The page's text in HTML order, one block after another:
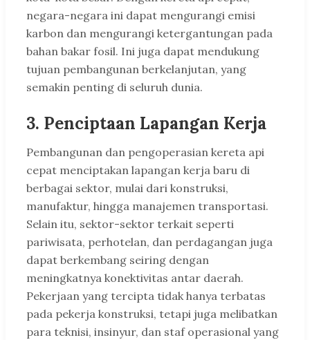
negara-negara ini dapat mengurangi emisi
karbon dan mengurangi ketergantungan pada
bahan bakar fosil. Ini juga dapat mendukung
tujuan pembangunan berkelanjutan, yang
semakin penting di seluruh dunia.
3. Penciptaan Lapangan Kerja
Pembangunan dan pengoperasian kereta api
cepat menciptakan lapangan kerja baru di
berbagai sektor, mulai dari konstruksi,
manufaktur, hingga manajemen transportasi.
Selain itu, sektor-sektor terkait seperti
pariwisata, perhotelan, dan perdagangan juga
dapat berkembang seiring dengan
meningkatnya konektivitas antar daerah.
Pekerjaan yang tercipta tidak hanya terbatas
pada pekerja konstruksi, tetapi juga melibatkan
para teknisi, insinyur, dan staf operasional yang